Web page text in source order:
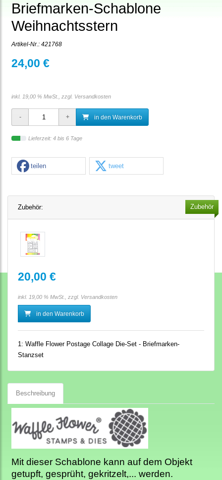
Briefmarken-Schablone
Weihnachtsstern
Artikel-Nr.: 421768
24,00 €
inkl. 19,00 % MwSt., zzgl. Versandkosten
in den Warenkorb
Lieferzeit: 4 bis 6 Tage
teilen tweet
Zubehör: Zubehör
20,00 €
inkl. 19,00 % MwSt., zzgl. Versandkosten
in den Warenkorb
1: Waffle Flower Postage Collage Die-Set - Briefmarken-
Stanzset
Beschreibung
Mit dieser Schablone kann auf dem Objekt
getupft, gesprüht, gekritzelt,... werden.